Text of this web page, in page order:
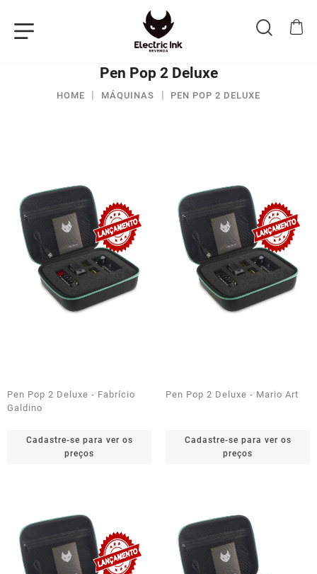
Pen Pop 2 Deluxe
HOME MÁQUINAS PEN POP 2 DELUXE
Pen Pop 2 Deluxe - Fabrício
Galdino
Cadastre-se para ver os
preços
Pen Pop 2 Deluxe - Mario Art
Cadastre-se para ver os
preços